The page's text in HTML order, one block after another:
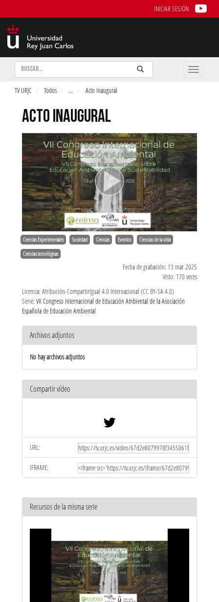
INICIAR SESIÓN
Buscar Enviar
Buscar
Toggle
TV URJC Todos ... Acto Inaugural
ACTO INAUGURAL
Ciencias Experimentales Sociedad Ciencias Eventos Ciencias de la vida
Ciencias tecnológicas
Fecha de grabación: 13 mar 2025
Visto: 170 veces
Licencia: Atribución-CompartirIgual 4.0 Internacional (CC BY-SA 4.0)
Serie: VII Congreso Internacional de Educación Ambiental de la Asociación
Española de Educación Ambiental
Archivos adjuntos
No hay archivos adjuntos
Compartir vídeo
URL:
IFRAME:
Recursos de la misma serie